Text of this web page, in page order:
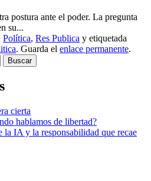
postura ante el poder. La pregunta
su...
Política, Res Publica y etiquetada
. Guarda el enlace permanente.
cierta
hablamos de libertad?
IA y la responsabilidad que recae